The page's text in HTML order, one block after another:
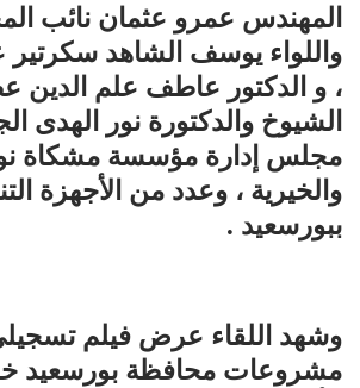
المهندس عمرو عثمان نائب
واللواء يوسف الشاهد سكرتير
، و الدكتور عاطف علم
الشيوخ والدكتورة نور الهدى
مجلس إدارة مؤسسة مشكاة نور
والخيرية ، وعدد من الأجهزة
ببورسعيد .
وشهد اللقاء عرض فيلم
مشروعات محافظة بورسعيد